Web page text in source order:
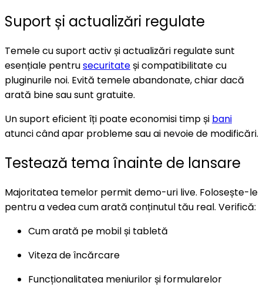
Suport și actualizări regulate
Temele cu suport activ și actualizări regulate sunt
esențiale pentrusecuritateși compatibilitate cu
pluginurile noi. Evită temele abandonate, chiar dacă
arată bine sau sunt gratuite.
Un suport eficient îți poate economisi timp și bani
atunci când apar probleme sau ai nevoie de modificări.
Testează tema înainte de lansare
Majoritatea temelor permit demo-uri live. Folosește-le
pentru a vedea cum arată conținutul tău real. Verifică:
Cum arată pe mobil și tabletă
Viteza de încărcare
Funcționalitatea meniurilor și formularelor